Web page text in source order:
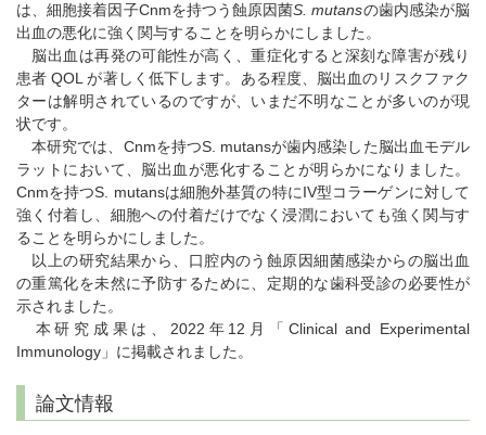
は、細胞接着因子Cnmを持つう蝕原因菌S. mutansの歯内感染が脳
出血の悪化に強く関与することを明らかにしました。
脳出血は再発の可能性が高く、重症化すると深刻な障害が残り
患者 QOL が著しく低下します。ある程度、脳出血のリスクファク
ターは解明されているのですが、いまだ不明なことが多いのが現
状です。
本研究では、Cnmを持つS. mutansが歯内感染した脳出血モデル
ラットにおいて、脳出血が悪化することが明らかになりました。
Cnmを持つS. mutansは細胞外基質の特にIV型コラーゲンに対して
強く付着し、細胞への付着だけでなく浸潤においても強く関与す
ることを明らかにしました。
以上の研究結果から、口腔内のう蝕原因細菌感染からの脳出血
の重篤化を未然に予防するために、定期的な歯科受診の必要性が
示されました。
本研究成果は、2022年12月「Clinical and Experimental
Immunology」に掲載されました。
論文情報